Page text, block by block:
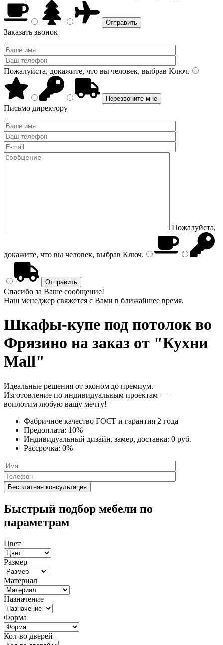
Заказать звонок
Пожалуйста, докажите, что вы человек, выбрав Ключ.
Письмо директору
Пожалуйста,
докажите, что вы человек, выбрав Ключ.
Спасибо за Ваше сообщение!
Наш менеджер свяжется с Вами в ближайшее время.
Шкафы-купе под потолокво
Фрязино на заказ от "Кухни
Mall"
Идеальные решения от эконом до премиум.
Изготовление по индивидуальным проектам —
воплотим любую вашу мечту!
Фабричное качество ГОСТ и гарантия 2 года
Предоплата: 10%
Индивидуальный дизайн, замер, доставка: 0 руб.
Рассрочка: 0%
Быстрый подбор мебели по
параметрам
Цвет
Размер
Материал
Назначение
Форма
Кол-во дверей